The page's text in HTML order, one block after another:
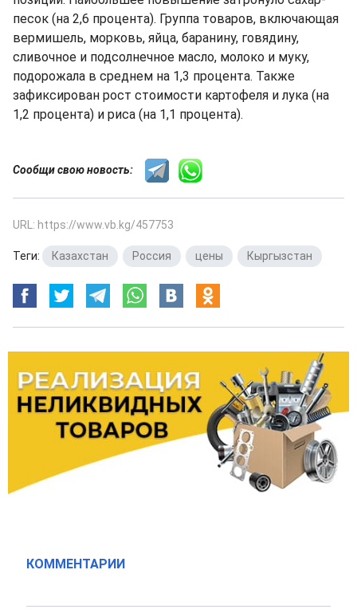
песок (на 2,6 процента). Группа товаров, включающая
вермишель, морковь, яйца, баранину, говядину,
сливочное и подсолнечное масло, молоко и муку,
подорожала в среднем на 1,3 процента. Также
зафиксирован рост стоимости картофеля и лука (на
1,2 процента) и риса (на 1,1 процента).
Сообщи свою новость:
URL: https://www.vb.kg/457753
Теги: Казахстан Россия цены Кыргызстан
КОММЕНТАРИИ